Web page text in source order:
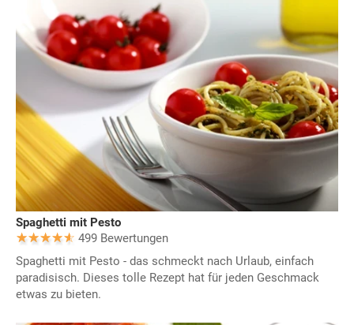
Spaghetti mit Pesto
499 Bewertungen
Spaghetti mit Pesto - das schmeckt nach Urlaub, einfach
paradisisch. Dieses tolle Rezept hat für jeden Geschmack
etwas zu bieten.